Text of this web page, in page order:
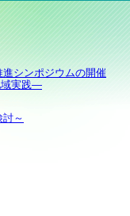
シンポジウムの開催
域実践―
～